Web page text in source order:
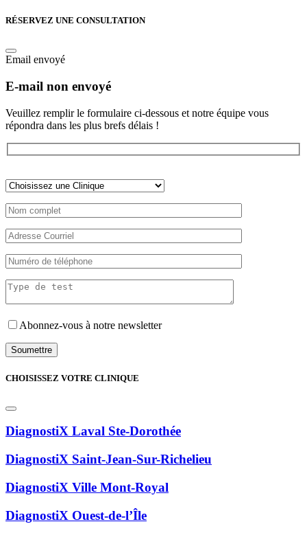
RÉSERVEZ UNE CONSULTATION
Email envoyé
E-mail non envoyé
Veuillez remplir le formulaire ci-dessous et notre équipe vous
répondra dans les plus brefs délais !
laisser
champ
Abonnez-vous à notre newsletter
CHOISISSEZ VOTRE CLINIQUE
DiagnostiX Laval Ste-Dorothée
DiagnostiX Saint-Jean-Sur-Richelieu
DiagnostiX Ville Mont-Royal
DiagnostiX Ouest-de-l’Île